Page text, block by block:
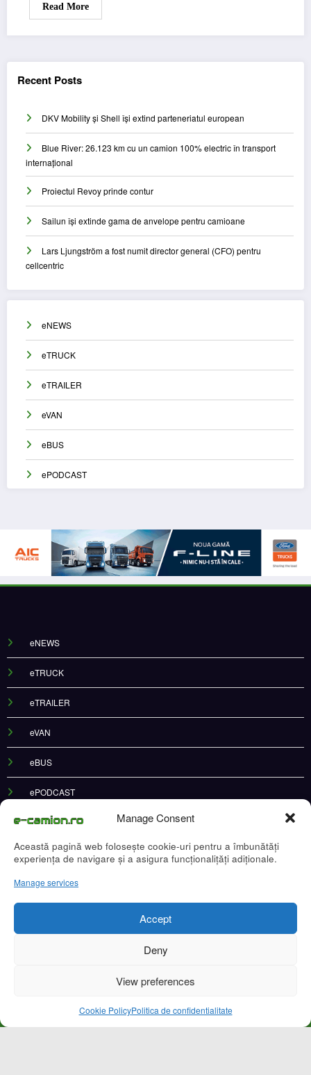
Manage Consent
Această pagină web folosește cookie-uri pentru a îmbunătăți
experiența de navigare și a asigura funcționalițăți adiționale.
Manage services
Accept
Deny
View preferences
Cookie PolicyPolitica de confidentialitate
Read More
Recent Posts
DKV Mobility și Shell își extind parteneriatul european
Blue River: 26.123 km cu un camion 100% electric în transport
internațional
Proiectul Revoy prinde contur
Sailun își extinde gama de anvelope pentru camioane
Lars Ljungström a fost numit director general (CFO) pentru
cellcentric
eNEWS
eTRUCK
eTRAILER
eVAN
eBUS
ePODCAST
eNEWS
eTRUCK
eTRAILER
eVAN
eBUS
ePODCAST
DKV Mobility și Shell își extind parteneriatul european
Blue River: 26.123 km cu un camion 100% electric în transport internațional
Proiectul Revoy prinde contur
Sailun își extinde gama de anvelope pentru camioane